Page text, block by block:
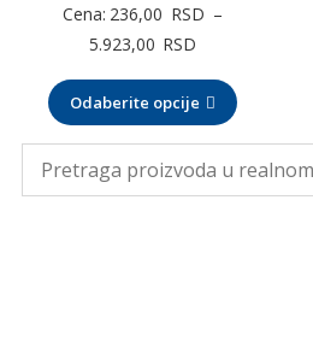
Cena: 236,00 RSD –
5.923,00 RSD
od
236,00 RSD
do
5.923,00 RSD
Odaberite opcije